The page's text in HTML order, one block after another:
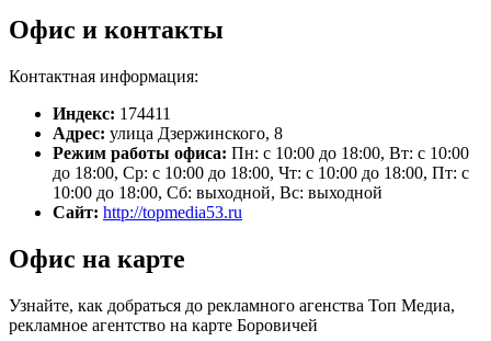
Офис и контакты
Контактная информация:
Индекс: 174411
Адрес: улица Дзержинского, 8
Режим работы офиса: Пн: с 10:00 до 18:00, Вт: с 10:00
до 18:00, Ср: с 10:00 до 18:00, Чт: с 10:00 до 18:00, Пт: с
10:00 до 18:00, Сб: выходной, Вс: выходной
Сайт: http://topmedia53.ru
Офис на карте
Узнайте, как добраться до рекламного агенства Топ Медиа,
рекламное агентство на карте Боровичей